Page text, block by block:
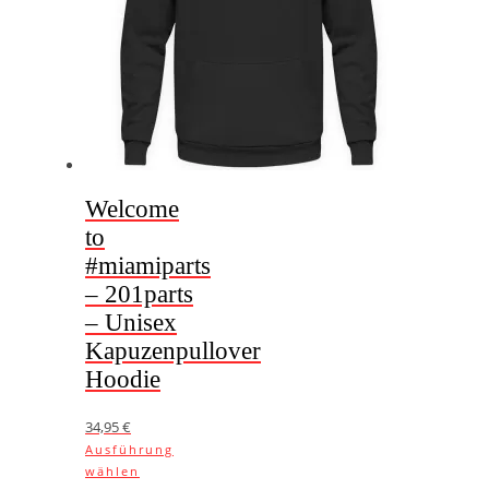
Produktseite
gewählt
werden
Welcome
to
#miamiparts
– 201parts
– Unisex
Kapuzenpullover
Hoodie
34,95€
Ausführung
wählen